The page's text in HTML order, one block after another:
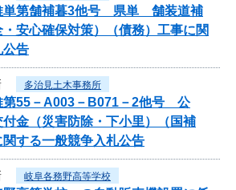
単第舗補暮3他号 県単 舗装道補
安心確保対策）（債務）工事に関
公告
多治見土木事務所
第55－A003－B071－2他号 公
金（災害防除・下小里）（国補
する一般競争入札公告
岐阜各務野高等学校